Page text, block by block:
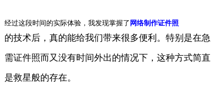
经过这段时间的实际体验，我发现掌握了 网络制作证件照
的技术后，真的能给我们带来很多便利。特别是在急
需证件照而又没有时间外出的情况下，这种方式简直
是救星般的存在。